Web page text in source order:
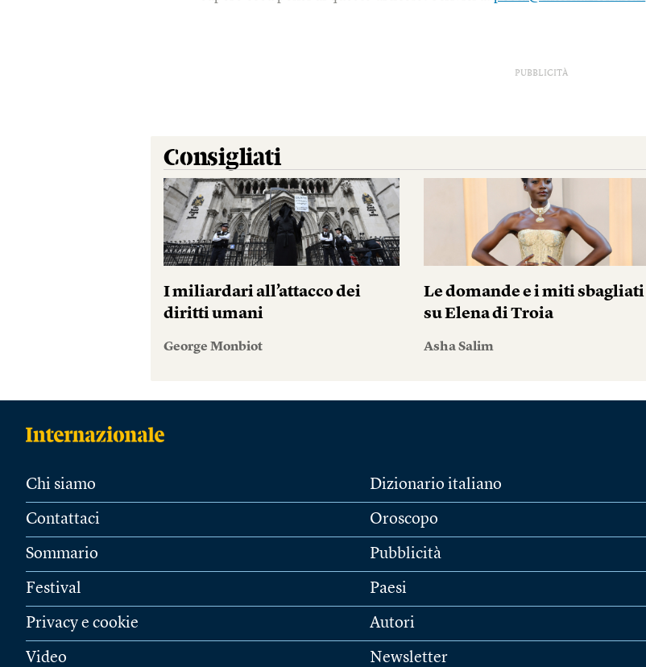
PUBBLICITÀ
Consigliati
I miliardari all’attacco dei
diritti umani
George Monbiot
Le domande e i miti sbagliati
su Elena di Troia
Asha Salim
Chi siamo
Contattaci
Sommario
Festival
Privacy e cookie
Video
Dizionario italiano
Oroscopo
Pubblicità
Paesi
Autori
Newsletter